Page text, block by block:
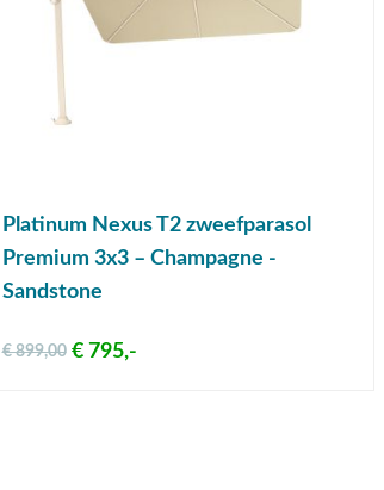
Platinum Nexus T2 zweefparasol
Premium 3x3 – Champagne -
Sandstone
€ 795,-
€ 899,00